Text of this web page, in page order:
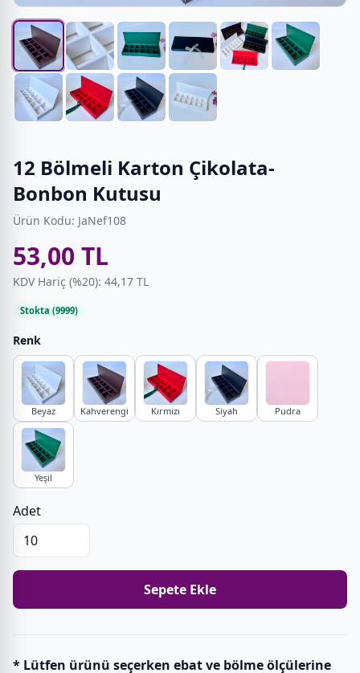
12 Bölmeli Karton Çikolata-
Bonbon Kutusu
Ürün Kodu: JaNef108
53,00 TL
KDV Hariç (%20): 44,17 TL
Stokta (9999)
Renk
Beyaz Kahverengi Kırmızı Siyah Pudra
Yeşil
Adet
Sepete Ekle
* Lütfen ürünü seçerken ebat ve bölme ölçülerine